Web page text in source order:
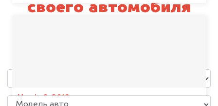
Mazda 6, 2019
своего автомобиля